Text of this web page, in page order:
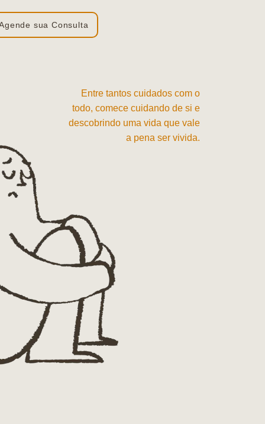
sua Consulta
Entre tantos cuidados com o
todo, comece cuidando de si e
descobrindo uma vida que vale
a pena ser vivida.